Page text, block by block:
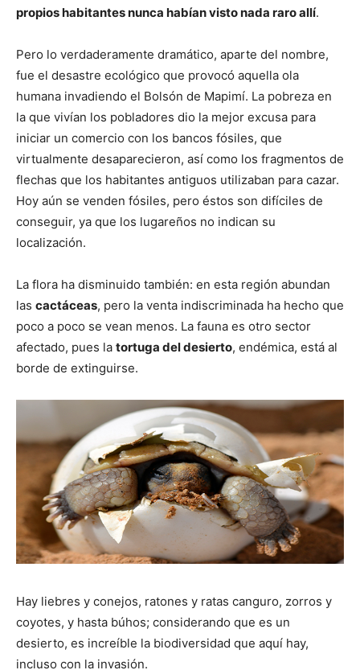
propios habitantes nunca habían visto nada raro allí.
Pero lo verdaderamente dramático, aparte del nombre,
fue el desastre ecológico que provocó aquella ola
humana invadiendo el Bolsón de Mapimí. La pobreza en
la que vivían los pobladores dio la mejor excusa para
iniciar un comercio con los bancos fósiles, que
virtualmente desaparecieron, así como los fragmentos de
flechas que los habitantes antiguos utilizaban para cazar.
Hoy aún se venden fósiles, pero éstos son difíciles de
conseguir, ya que los lugareños no indican su
localización.
La flora ha disminuido también: en esta región abundan
las cactáceas, pero la venta indiscriminada ha hecho que
poco a poco se vean menos. La fauna es otro sector
afectado, pues la tortuga del desierto, endémica, está al
borde de extinguirse.
Hay liebres y conejos, ratones y ratas canguro, zorros y
coyotes, y hasta búhos; considerando que es un
desierto, es increíble la biodiversidad que aquí hay,
incluso con la invasión.